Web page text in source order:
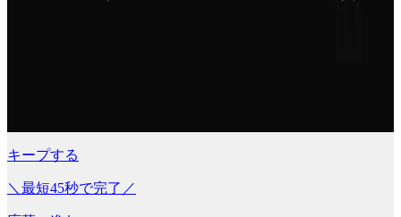
キープする
＼最短45秒で完了／